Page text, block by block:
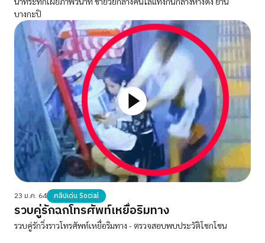
บางกะปิ
23 ม.ค. 64 คลิปเด่น Social
รวบคู่รักฉกโทรศัพท์เหยื่อริมทาง
รวบคู่รักวิ่งราวโทรศัพท์เหยื่อริมทาง - ตรวจสอบพบประวัติโชกโชน